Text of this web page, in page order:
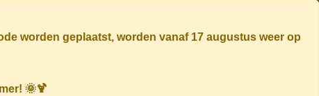
worden geplaatst, worden vanaf 17 augustus weer op
🌞🍹